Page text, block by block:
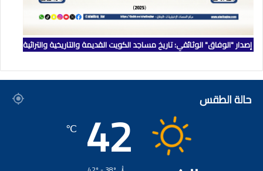
إصدار "الوفاق" الوثائقي: تاريخ مساجد الكويت القديمة والتاريخية والتراثية
حالة الطقس 42
℃